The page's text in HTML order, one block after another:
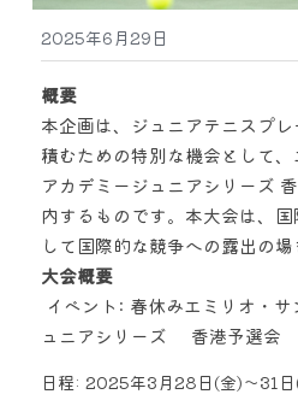
日本語
English
2025年6月29日
概要
本企画は、ジュニアテニスプ
積むための特別な機会として
アカデミージュニアシリーズ
内するものです。本大会は、
して国際的な競争への露出の場
大会概要
ュニアシリーズ     香港予選会
日程: 2025年3月28日(金)～31